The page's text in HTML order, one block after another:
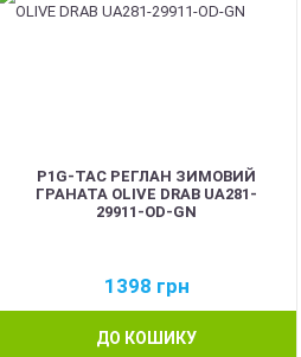
P1G-TAC РЕГЛАН ЗИМОВИЙ
ГРАНАТА OLIVE DRAB UA281-
29911-OD-GN
1398 грн
ДО КОШИКУ